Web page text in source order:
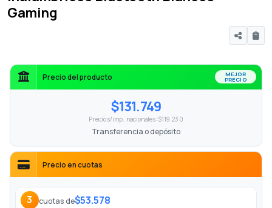
Gaming
Precio del producto MEJOR
PRECIO
$131.749
Precio s/imp. nacionales: $119.230
Transferencia o depósito
Precio en cuotas
3 cuotas de$53.578